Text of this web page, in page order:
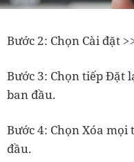
Bước 2: Chọn Cài đặt
Bước 3: Chọn tiếp Đặt
ban đầu.
Bước 4: Chọn Xóa
đầu.